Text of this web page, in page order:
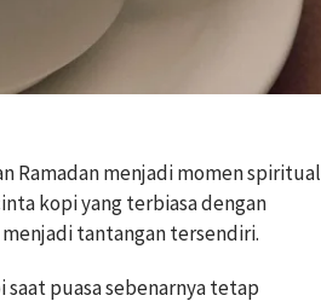
Ramadan menjadi momen spiritual
kopi yang terbiasa dengan
tantangan tersendiri.
puasa sebenarnya tetap